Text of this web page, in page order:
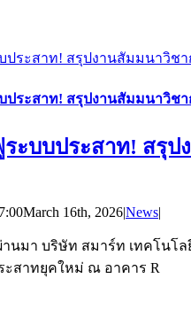
ะสาท! สรุปงานสัมมนาวิชากา
ระสาท! สรุปงานสัมมนาวิชาก
ะบบประสาท! สรุป
March 16th, 2026|News|
านมา บริษัท สมาร์ท เทคโน
ะสาทยุคใหม่ ณ อาคาร R